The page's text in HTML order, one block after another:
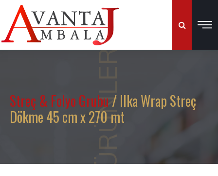
ÜRÜNLER
Streç & Folyo Grubu / Ilka Wrap Streç
Dökme 45 cm x 270 mt